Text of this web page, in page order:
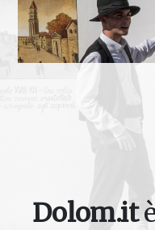
Dolom.it